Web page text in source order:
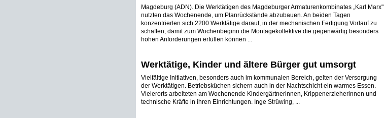
Magdeburg (ADN). Die Werktätigen des Magdeburger Armaturenkombinates „Karl Marx"
nutzten das Wochenende, um Planrückstände abzubauen. An beiden Tagen
konzentrierten sich 2200 Werktätige darauf, in der mechanischen Fertigung Vorlauf zu
schaffen, damit zum Wochenbeginn die Montagekollektive die gegenwärtig besonders
hohen Anforderungen erfüllen können ...
Werktätige, Kinder und ältere Bürger gut umsorgt
Vielfältige Initiativen, besonders auch im kommunalen Bereich, gelten der Versorgung
der Werktätigen. Betriebsküchen sichern auch in der Nachtschicht ein warmes Essen.
Vielerorts arbeiteten am Wochenende Kindergärtnerinnen, Krippenerzieherinnen und
technische Kräfte in ihren Einrichtungen. Inge Strüwing, ...